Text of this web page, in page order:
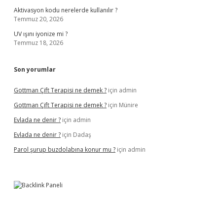
Aktivasyon kodu nerelerde kullanılır ?
Temmuz 20, 2026
UV ışını iyonize mi ?
Temmuz 18, 2026
Son yorumlar
Gottman Çift Terapisi ne demek ? için admin
Gottman Çift Terapisi ne demek ? için Münire
Evlada ne denir ? için admin
Evlada ne denir ? için Dadaş
Parol şurup buzdolabına konur mu ? için admin